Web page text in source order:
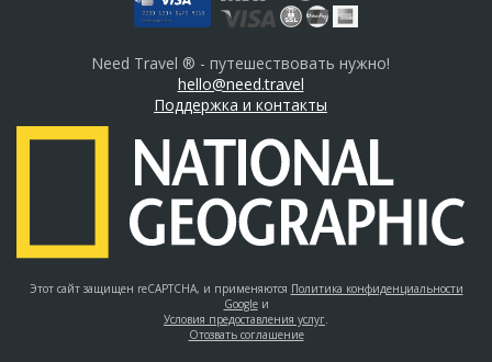
Need Travel ® - путешествовать нужно!
hello@need.travel
Поддержка и контакты
Этот сайт защищен reCAPTCHA, и применяются Политика конфиденциальности
Googleи
Условия предоставления услуг.
Отозвать соглашение